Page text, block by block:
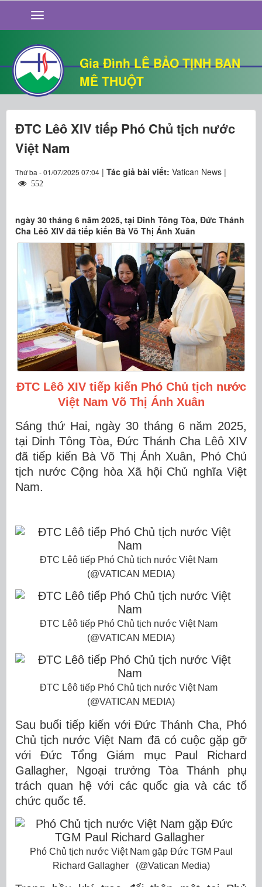
Gia Đình LÊ BẢO TỊNH BAN
MÊ THUỘT
GIỚI THIỆU
TIN TỨC
SỐNG ĐẠO
CHUYỆN NHÀ
QUÁN VĂN
THƯ GIÃN
ĐTC Lêô XIV tiếp Phó Chủ tịch nước
Việt Nam
Thứ ba - 01/07/2025 07:04 | Tác giả bài viết: Vatican News |
552
ngày 30 tháng 6 năm 2025, tại Dinh Tông Tòa, Đức Thánh
Cha Lêô XIV đã tiếp kiến Bà Võ Thị Ánh Xuân
ĐTC Lêô XIV tiếp kiến Phó Chủ tịch nước
Việt Nam Võ Thị Ánh Xuân
Sáng thứ Hai, ngày 30 tháng 6 năm 2025,
tại Dinh Tông Tòa, Đức Thánh Cha Lêô XIV
đã tiếp kiến Bà Võ Thị Ánh Xuân, Phó Chủ
tịch nước Cộng hòa Xã hội Chủ nghĩa Việt
Nam.
ĐTC Lêô tiếp Phó Chủ tịch nước Việt Nam
(@VATICAN MEDIA)
ĐTC Lêô tiếp Phó Chủ tịch nước Việt Nam
(@VATICAN MEDIA)
ĐTC Lêô tiếp Phó Chủ tịch nước Việt Nam
(@VATICAN MEDIA)
Sau buổi tiếp kiến với Đức Thánh Cha, Phó
Chủ tịch nước Việt Nam đã có cuộc gặp gỡ
với Đức Tổng Giám mục Paul Richard
Gallagher, Ngoại trưởng Tòa Thánh phụ
trách quan hệ với các quốc gia và các tổ
chức quốc tế.
Phó Chủ tịch nước Việt Nam gặp Đức TGM Paul
Richard Gallagher (@Vatican Media)